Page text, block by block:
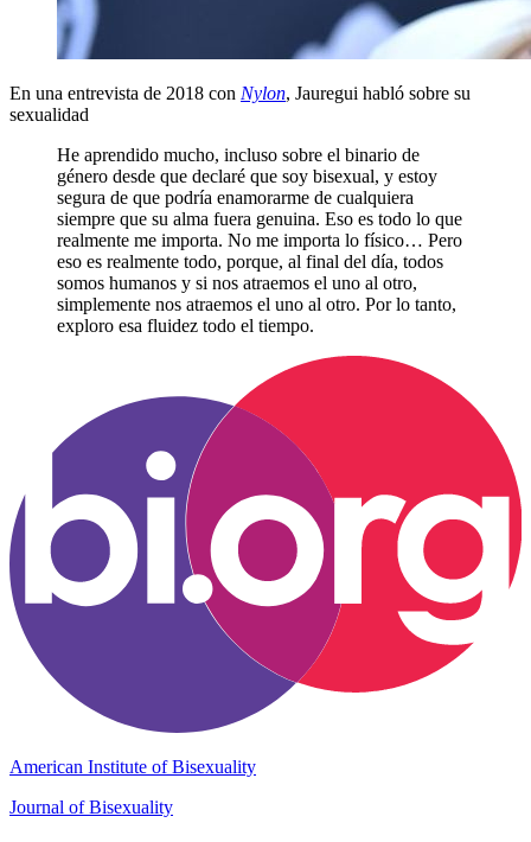
En una entrevista de 2018 con Nylon, Jauregui habló sobre su
sexualidad
He aprendido mucho, incluso sobre el binario de
género desde que declaré que soy bisexual, y estoy
segura de que podría enamorarme de cualquiera
siempre que su alma fuera genuina. Eso es todo lo que
realmente me importa. No me importa lo físico… Pero
eso es realmente todo, porque, al final del día, todos
somos humanos y si nos atraemos el uno al otro,
simplemente nos atraemos el uno al otro. Por lo tanto,
exploro esa fluidez todo el tiempo.
American Institute of Bisexuality
Journal of Bisexuality